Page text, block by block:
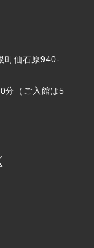
町仙石原940-
分（ご入館は5